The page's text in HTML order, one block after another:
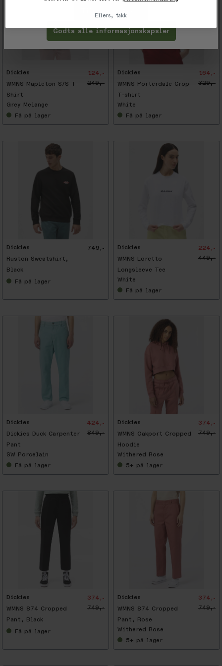
Dickies
WMNS Mapleton S/S T-
Shirt
124,-
249,-
Grey Melange
Få på lager
-
5
0
Dickies
WMNS Porterdale Crop
T-shirt
164,-
329,-
White
Få på lager
Dickies
Ruston Sweatshirt,
Black
749,-
Få på lager
Dickies
WMNS Loretto
Longsleeve Tee
224,-
449,-
White
Få på lager
Dickies
Dickies Duck Carpenter
Pant
424,-
849,-
SW Porcelain
Få på lager
Dickies
WMNS Oakport Cropped
Hoodie
374,-
749,-
Withered Rose
5+ på lager
Dickies
WMNS 874 Cropped
Pant, Black
374,-
749,-
Få på lager
Dickies
WMNS 874 Cropped
Pant, Rose
374,-
749,-
Withered Rose
5+ på lager
Godta alle informasjonskapsler
Ellers, takk